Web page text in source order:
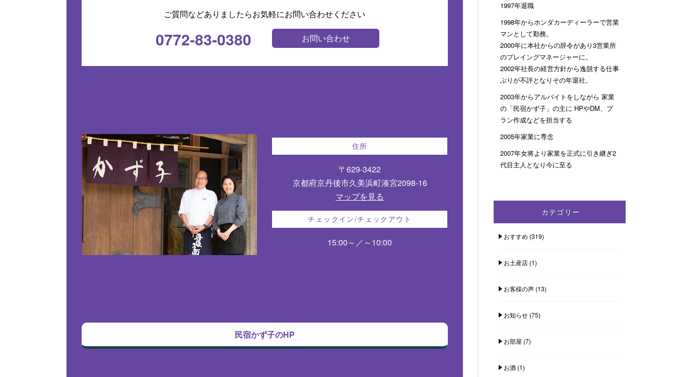
ご質問などありましたらお気軽にお問い合わせください
0772-83-0380 お問い合わせ
住所
〒629-3422
京都府京丹後市久美浜町湊宮2098-16
マップを見る
チェックイン/チェックアウト
15:00～／～10:00
民宿かず子のHP
1997年退職
1998年からホンダカーディーラーで営業
マンとして勤務。
2000年に本社からの辞令があり3営業所
のプレイングマネージャーに。
2002年社長の経営方針から逸脱する仕事
ぶりが不評となりその年退社。
2003年からアルバイトをしながら 家業
の「民宿かず子」の主に HPやDM、プ
ラン作成などを担当する
2005年家業に専念
2007年女将より家業を正式に引き継ぎ2
代目主人となり今に至る
カテゴリー
おすすめ (319)
お土産店(1)
お客様の声(13)
お知らせ(75)
お部屋 (7)
お酒(1)